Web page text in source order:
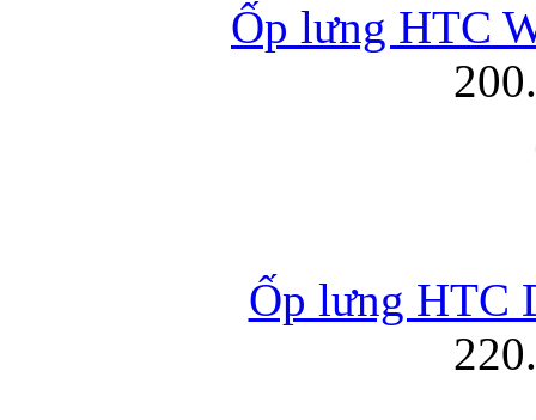
Ốp lưng HTC
Ốp lưng HTC